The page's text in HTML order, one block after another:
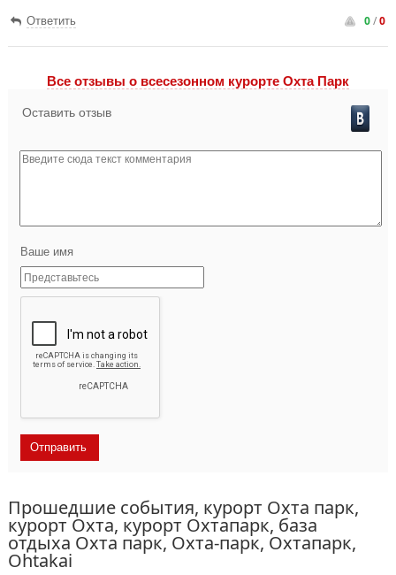
Ответить 0/0
Все отзывы o всесезонном курорте Охта Парк
Оставить отзыв
Ваше имя
Прошедшие события, курорт Охта парк,
курорт Охта, курорт Охтапарк, база
отдыха Охта парк, Охта-парк, Охтапарк,
Ohtakai